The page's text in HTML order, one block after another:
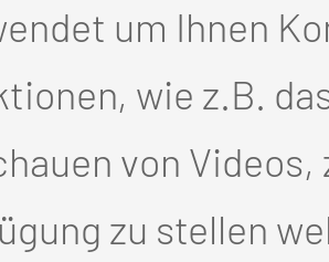
2022-501944-
III The
Enzymes after
um Ihnen
wie z.B.
von Videos,
zu stellen